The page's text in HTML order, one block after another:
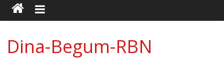
Dina-Begum-RBN